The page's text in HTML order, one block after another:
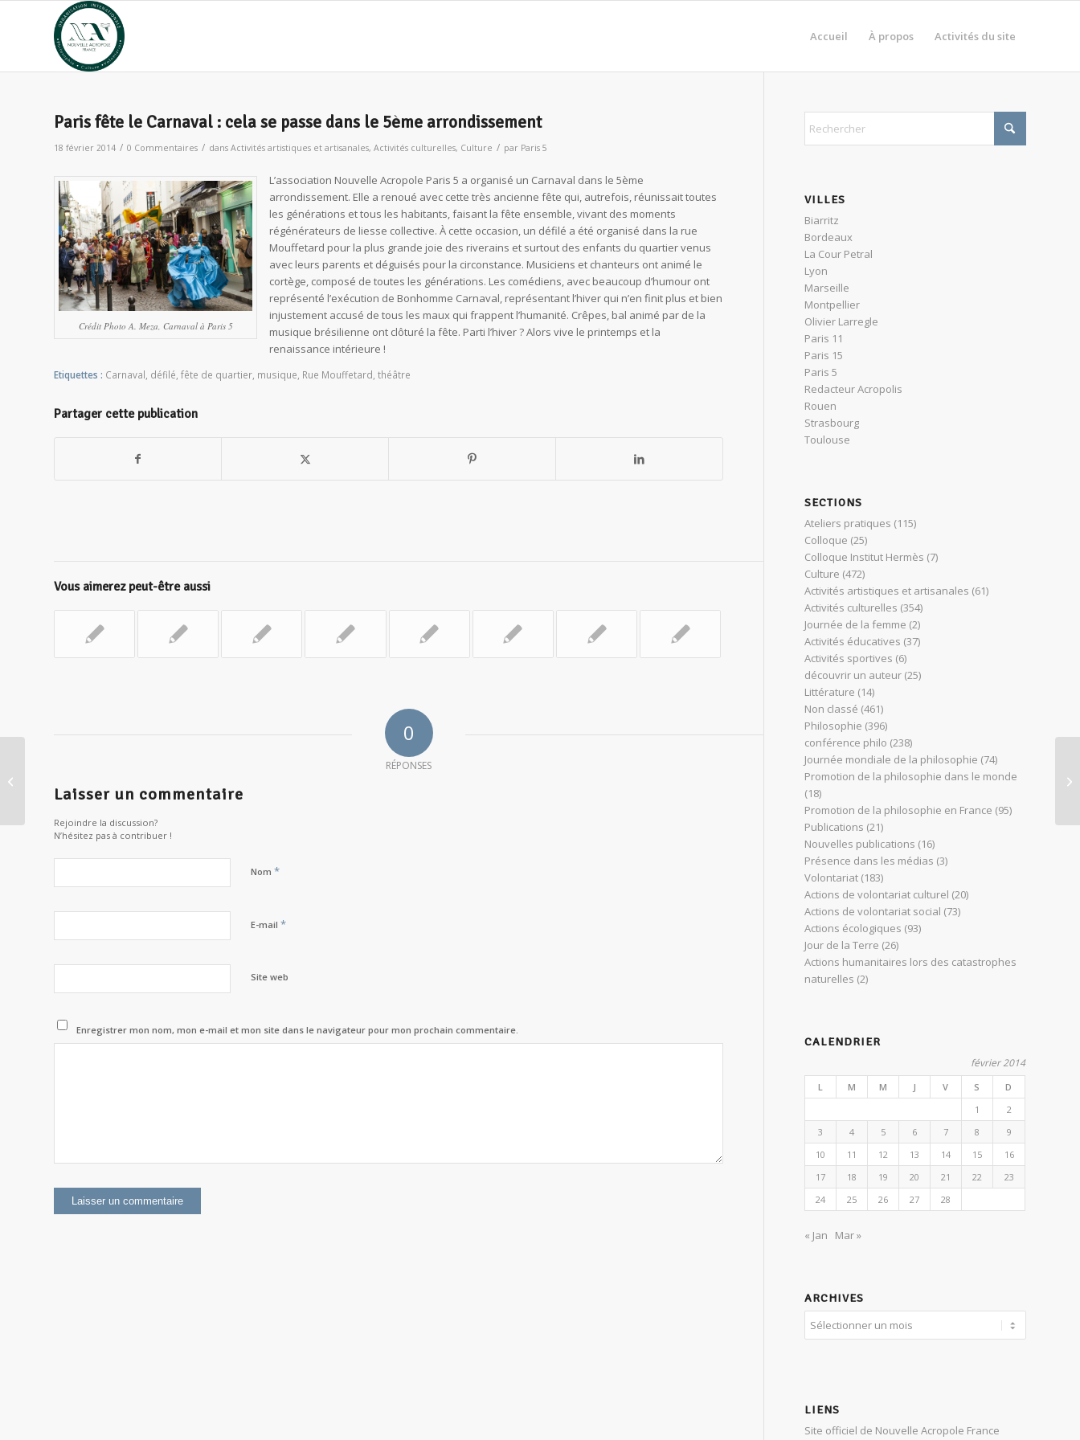
Accueil À propos Activités du site
Paris fête le Carnaval : cela se passe dans le 5ème arrondissement
18 février 2014 / 0 Commentaires / dans Activités artistiques et artisanales, Activités culturelles, Culture / par Paris 5
Crédit Photo A. Meza, Carnaval à Paris 5
L’association Nouvelle Acropole Paris 5 a organisé un Carnaval dans le 5ème
arrondissement. Elle a renoué avec cette très ancienne fête qui, autrefois, réunissait toutes
les générations et tous les habitants, faisant la fête ensemble, vivant des moments
régénérateurs de liesse collective. À cette occasion, un défilé a été organisé dans la rue
Mouffetard pour la plus grande joie des riverains et surtout des enfants du quartier venus
avec leurs parents et déguisés pour la circonstance. Musiciens et chanteurs ont animé le
cortège, composé de toutes les générations. Les comédiens, avec beaucoup d’humour ont
représenté l’exécution de Bonhomme Carnaval, représentant l’hiver qui n’en finit plus et bien
injustement accusé de tous les maux qui frappent l’humanité. Crêpes, bal animé par de la
musique brésilienne ont clôturé la fête. Parti l’hiver ? Alors vive le printemps et la
renaissance intérieure !
Etiquettes : Carnaval défilé fête de quartier musique Rue Mouffetard théâtre
Partager cette publication
Vous aimerez peut-être aussi
0
RÉPONSES
Laisser un commentaire
Rejoindre la discussion?
N’hésitez pas à contribuer !
Nom *
E-mail *
Site web
Enregistrer mon nom, mon e-mail et mon site dans le navigateur pour mon prochain commentaire.
VILLES
Biarritz
Bordeaux
La Cour Petral
Lyon
Marseille
Montpellier
Olivier Larregle
Paris 11
Paris 15
Paris 5
Redacteur Acropolis
Rouen
Strasbourg
Toulouse
SECTIONS
Ateliers pratiques (115)
Colloque (25)
Colloque Institut Hermès (7)
Culture (472)
Activités artistiques et artisanales (61)
Activités culturelles (354)
Journée de la femme (2)
Activités éducatives (37)
Activités sportives (6)
découvrir un auteur (25)
Littérature (14)
Non classé (461)
Philosophie (396)
conférence philo (238)
Journée mondiale de la philosophie (74)
Promotion de la philosophie dans le monde
(18)
Promotion de la philosophie en France (95)
Publications (21)
Nouvelles publications (16)
Présence dans les médias (3)
Volontariat (183)
Actions de volontariat culturel (20)
Actions de volontariat social (73)
Actions écologiques (93)
Jour de la Terre (26)
Actions humanitaires lors des catastrophes
naturelles (2)
CALENDRIER
février 2014
L M M J V S
D
1
2
3
4 5 6 7 8
9
10
11 12 13 14 15
16
17
18 19 20 21 22
23
24
25 26 27 28
« Jan Mar »
ARCHIVES
LIENS
Site officiel de Nouvelle Acropole France
spirituelle indienne